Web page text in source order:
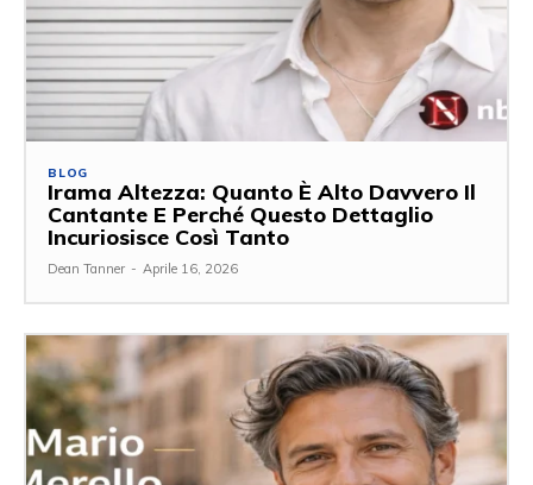
BLOG
Irama Altezza: Quanto È Alto Davvero Il
Cantante E Perché Questo Dettaglio
Incuriosisce Così Tanto
Dean Tanner - Aprile 16, 2026